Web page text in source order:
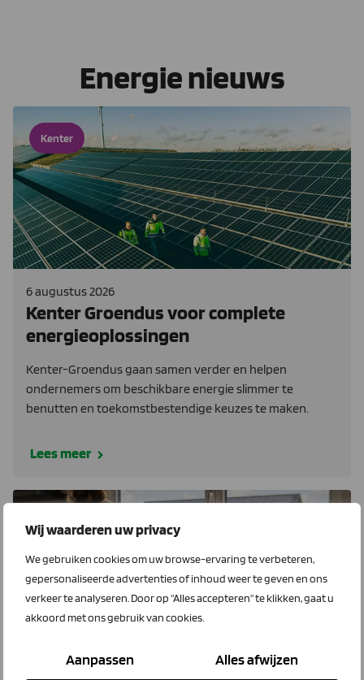
Wij waarderen uw privacy
We gebruiken cookies om uw browse-ervaring te verbeteren,
gepersonaliseerde advertenties of inhoud weer te geven en ons
verkeer te analyseren. Door op "Alles accepteren" te klikken, gaat u
akkoord met ons gebruik van cookies.
Aanpassen Alles afwijzen
Energie nieuws
Kenter
6 augustus 2026
Kenter Groendus voor complete
energieoplossingen
Kenter-Groendus gaan samen verder en helpen
ondernemers om beschikbare energie slimmer te
benutten en toekomstbestendige keuzes te maken.
Lees meer